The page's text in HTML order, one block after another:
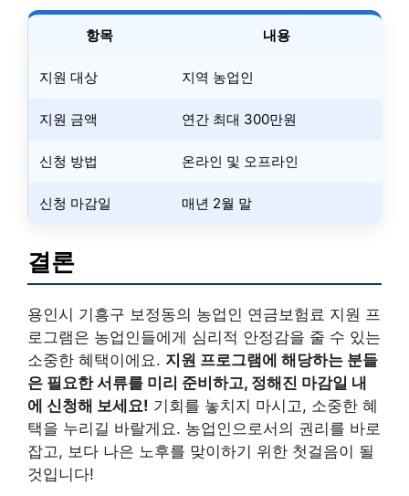
항목 내용
지원 대상 지역 농업인
지원 금액 연간 최대 300만원
신청 방법 온라인 및 오프라인
신청 마감일 매년 2월 말
결론
용인시 기흥구 보정동의 농업인 연금보험료 지원 프
로그램은 농업인들에게 심리적 안정감을 줄 수 있는
소중한 혜택이에요. 지원 프로그램에 해당하는 분들
은 필요한 서류를 미리 준비하고, 정해진 마감일 내
에 신청해 보세요! 기회를 놓치지 마시고, 소중한 혜
택을 누리길 바랄게요. 농업인으로서의 권리를 바로
잡고, 보다 나은 노후를 맞이하기 위한 첫걸음이 될
것입니다!